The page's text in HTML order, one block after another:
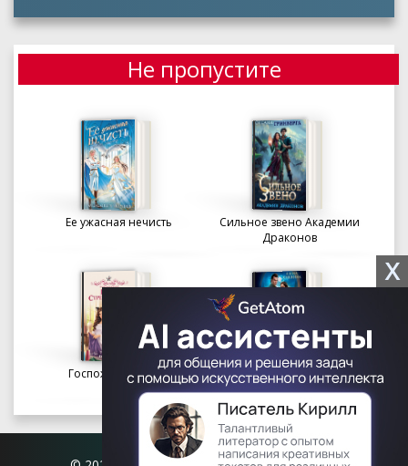
Не пропустите
Ее ужасная нечисть
Сильное звено Академии
Драконов
Госпожа портниха
Осколки вечности в
Академии Судьбы
X